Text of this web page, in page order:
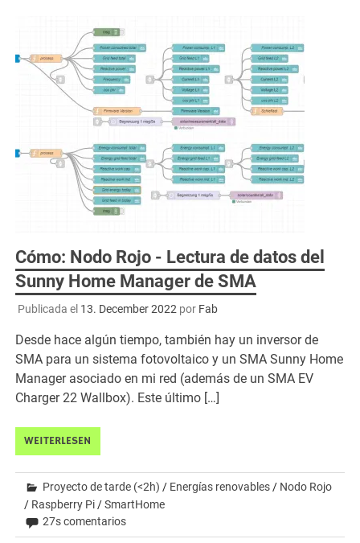
Cómo: Nodo Rojo - Lectura de datos del
Sunny Home Manager de SMA
Publicada el 13. December 2022por Fab
Desde hace algún tiempo, también hay un inversor de
SMA para un sistema fotovoltaico y un SMA Sunny Home
Manager asociado en mi red (además de un SMA EV
Charger 22 Wallbox). Este último […]
WEITERLESEN
Proyecto de tarde (<2h) / Energías renovables/ Nodo Rojo
/ Raspberry Pi/SmartHome
27s comentarios